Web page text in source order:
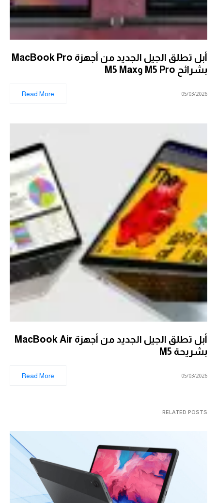
أبل تطلق الجيل الجديد من أجهزة MacBook Pro
بشرائح M5 Pro وM5 Max
05/03/2026
Read More
أبل تطلق الجيل الجديد من أجهزة MacBook Air
بشريحة M5
05/03/2026
Read More
RELATED POSTS